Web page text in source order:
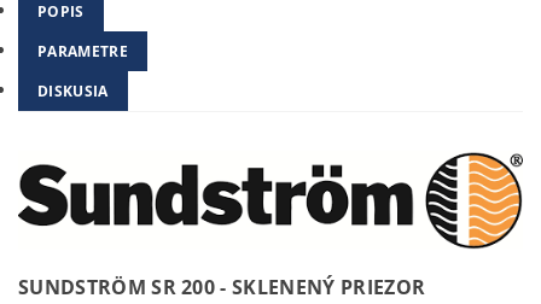
POPIS
PARAMETRE
DISKUSIA
SUNDSTRÖM SR 200 - SKLENENÝ PRIEZOR